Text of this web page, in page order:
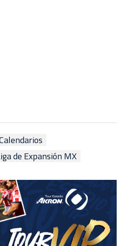
de Expansión MX